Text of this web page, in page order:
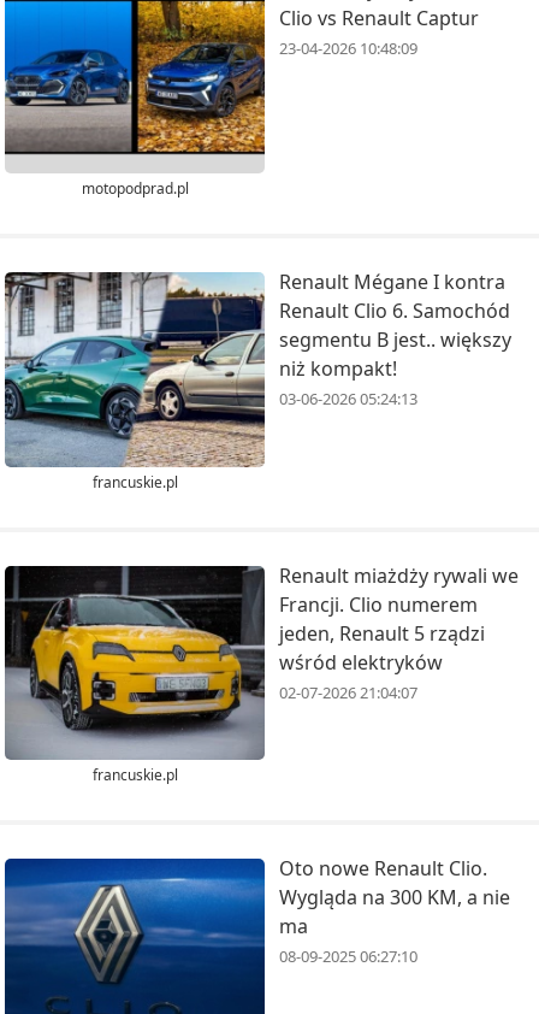
motopodprad.pl
Clio vs Renault Captur
23-04-2026 10:48:09
francuskie.pl
Renault Mégane I kontra
Renault Clio 6. Samochód
segmentu B jest.. większy
niż kompakt!
03-06-2026 05:24:13
francuskie.pl
Renault miażdży rywali we
Francji. Clio numerem
jeden, Renault 5 rządzi
wśród elektryków
02-07-2026 21:04:07
Oto nowe Renault Clio.
Wygląda na 300 KM, a nie
ma
08-09-2025 06:27:10